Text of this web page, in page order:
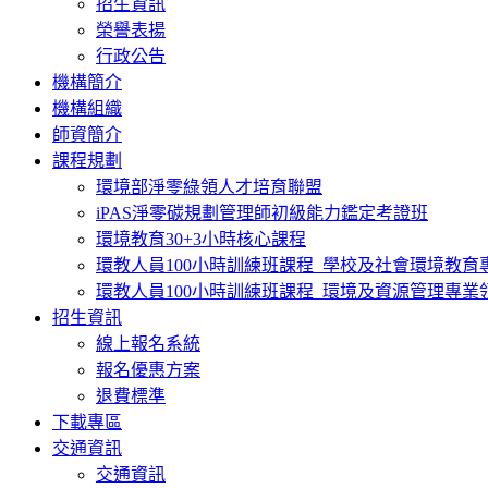
榮譽表揚
行政公告
機構簡介
機構組織
師資簡介
課程規劃
環境部淨零綠領人才培育聯盟
iPAS淨零碳規劃管理師初級能力鑑定考證班
環境教育30+3小時核心課程
環教人員100小時訓練班課程_學校及社會環境教育
環教人員100小時訓練班課程_環境及資源管理專業
招生資訊
線上報名系統
報名優惠方案
退費標準
下載專區
交通資訊
交通資訊